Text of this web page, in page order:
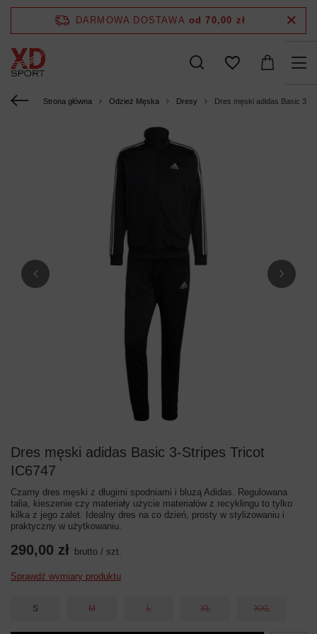
DARMOWA DOSTAWA od 70,00 zł
Strona główna Odzież Męska Dresy Dres męski adidas Basic 3-
Dres męski adidas Basic 3-Stripes Tricot
IC6747
Czarny dres męski z długimi spodniami i bluzą Adidas. Regulowana
talia, kieszenie czy materiały użycie materiałów z recyklingu to tylko
kilka z jego zalet. Idealny dres na co dzień, prosty w stylizowaniu i
praktyczny w użytkowaniu.
290,00 zł brutto / szt.
Sprawdź wymiary produktu
S M L XL XXL